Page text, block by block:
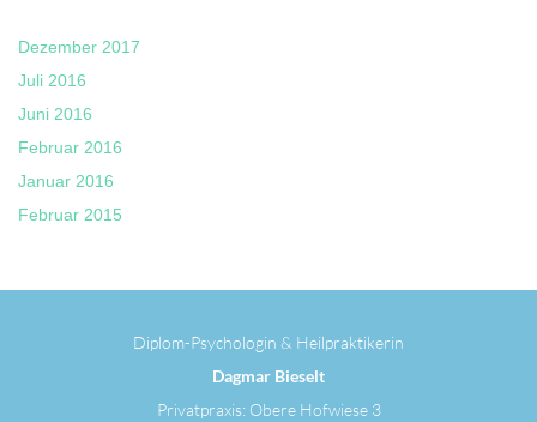
Dezember 2017
Juli 2016
Juni 2016
Februar 2016
Januar 2016
Februar 2015
Diplom-Psychologin & Heilpraktikerin
Dagmar Bieselt
Privatpraxis: Obere Hofwiese 3